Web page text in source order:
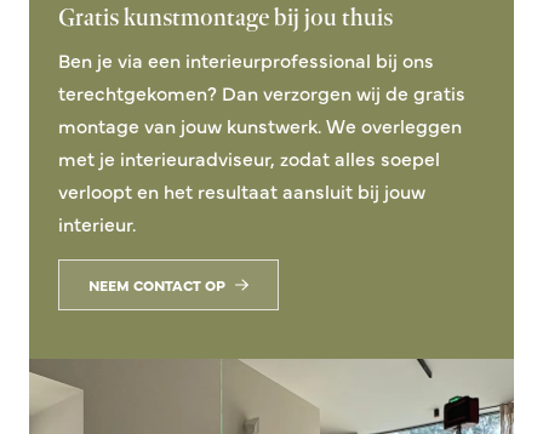
Gratis kunstmontage bij jou thuis
Ben je via een interieurprofessional bij ons
terechtgekomen? Dan verzorgen wij de gratis
montage van jouw kunstwerk. We overleggen
met je interieuradviseur, zodat alles soepel
verloopt en het resultaat aansluit bij jouw
interieur.
NEEM CONTACT OP